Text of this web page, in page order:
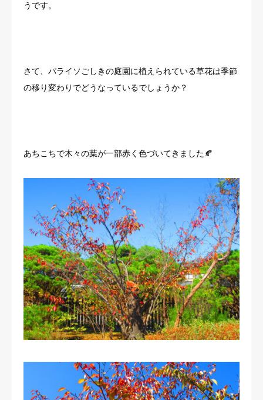
うです。
さて、パライソごしきの庭園に植えられている草花は季節
の移り変わりでどうなっているでしょうか？
あちこちで木々の葉が一部赤く色づいてきました🍂